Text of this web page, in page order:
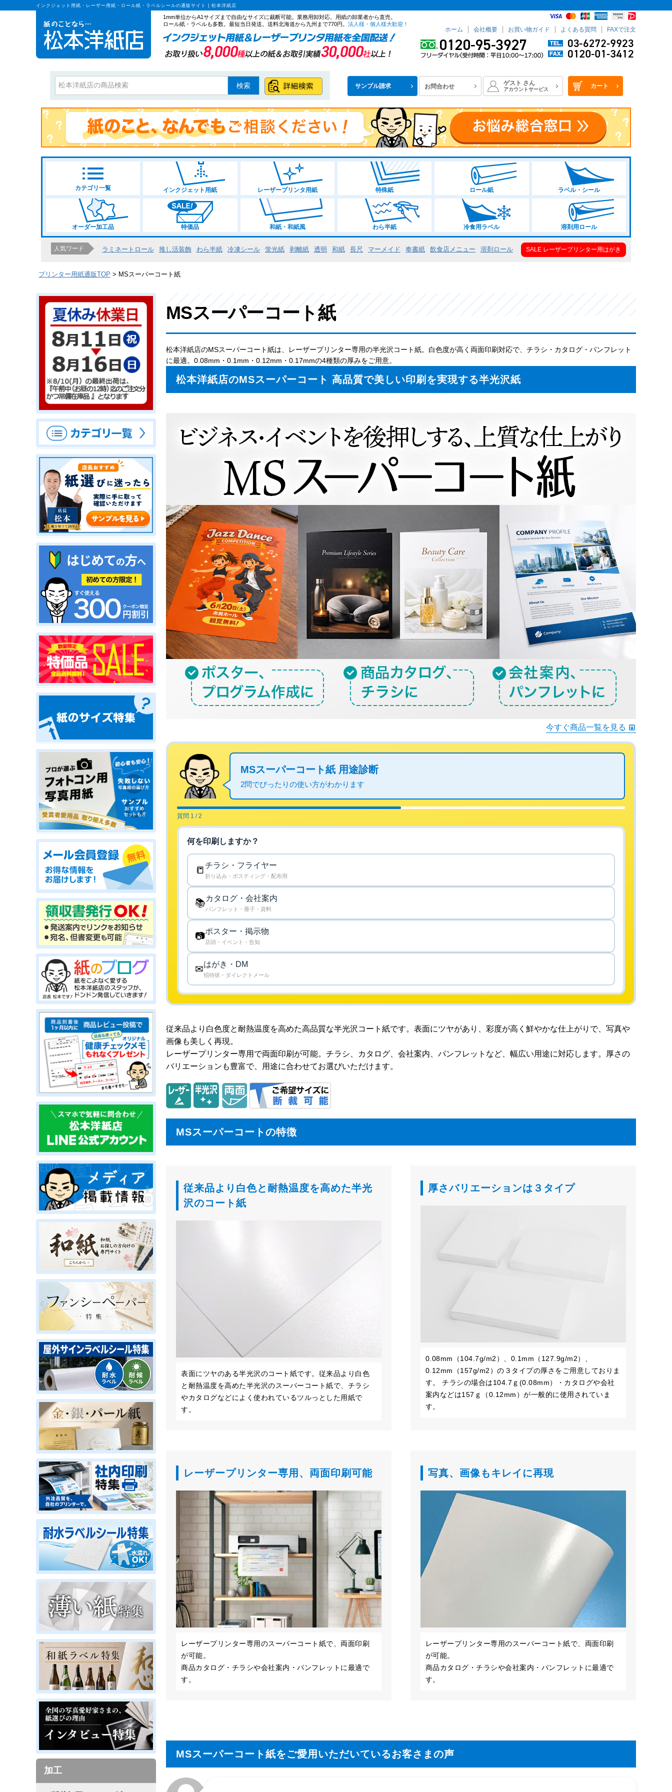
インクジェット用紙・レーザー用紙・ロール紙・ラベルシールの通販サイト | 松本洋紙店
1mm単位からA1サイズまで自由なサイズに裁断可能。業務用卸対応。用紙の卸業者から直売。
ロール紙・ラベルも多数。最短当日発送。送料北海道から九州まで770円。 法人様・個人様大歓迎！
ホーム 会社概要 お買い物ガイド よくある質問 FAXで注文
サンプル請求 お問合わせ ゲスト さん
アカウントサービス カート
検索
カテゴリ一覧 インクジェット用紙 レーザープリンタ用紙 特殊紙 ロール紙 ラベル・シール
オーダー加工品 特価品 和紙・和紙風 わら半紙 冷食用ラベル 溶剤用ロール
人気ワード ラミネートロール 推し活装飾 わら半紙 冷凍シール 蛍光紙 剥離紙 透明 和紙 長尺 マーメイド 奉書紙 飲食店メニュー 溶剤ロール SALE レーザープリンター用はがき
プリンター用紙通販TOP MSスーパーコート紙
加工
MSスーパーコート紙
松本洋紙店のMSスーパーコート紙は、レーザープリンター専用の半光沢コート紙。白色度が高く両面印刷対応で、チラシ・カタログ・パンフレット
に最適。0.08mm・0.1mm・0.12mm・0.17mmの4種類の厚みをご用意。
松本洋紙店のMSスーパーコート 高品質で美しい印刷を実現する半光沢紙
今すぐ商品一覧を見る
MSスーパーコート紙 用途診断
2問でぴったりの使い方がわかります
質問 1 / 2
何を印刷しますか？
📒チラシ・フライヤー
折り込み・ポスティング・配布用
📚カタログ・会社案内
パンフレット・冊子・資料
📷ポスター・掲示物
店頭・イベント・告知
✉はがき・DM
招待状・ダイレクトメール
従来品より白色度と耐熱温度を高めた高品質な半光沢コート紙です。表面にツヤがあり、彩度が高く鮮やかな仕上がりで、写真や
画像も美しく再現。
レーザープリンター専用で両面印刷が可能。チラシ、カタログ、会社案内、パンフレットなど、幅広い用途に対応します。厚さの
バリエーションも豊富で、用途に合わせてお選びいただけます。
MSスーパーコートの特徴
従来品より白色と耐熱温度を高めた半光
沢のコート紙
表面にツヤのある半光沢のコート紙です。従来品より白色
と耐熱温度を高めた半光沢のスーパーコート紙で、チラシ
やカタログなどによく使われているツルっとした用紙で
す。
厚さバリエーションは３タイプ
0.08mm（104.7g/m2）、0.1mm（127.9g/m2）、
0.12mm（157g/m2）の３タイプの厚さをご用意しておりま
す。 チラシの場合は104.7ｇ(0.08mm）・カタログや会社
案内などは157ｇ（0.12mm）が一般的に使用されていま
す。
レーザープリンター専用、両面印刷可能
レーザープリンター専用のスーパーコート紙で、両面印刷
が可能。
商品カタログ・チラシや会社案内・パンフレットに最適で
す。
写真、画像もキレイに再現
レーザープリンター専用のスーパーコート紙で、両面印刷
が可能。
商品カタログ・チラシや会社案内・パンフレットに最適で
す。
MSスーパーコート紙をご愛用いただいているお客さまの声